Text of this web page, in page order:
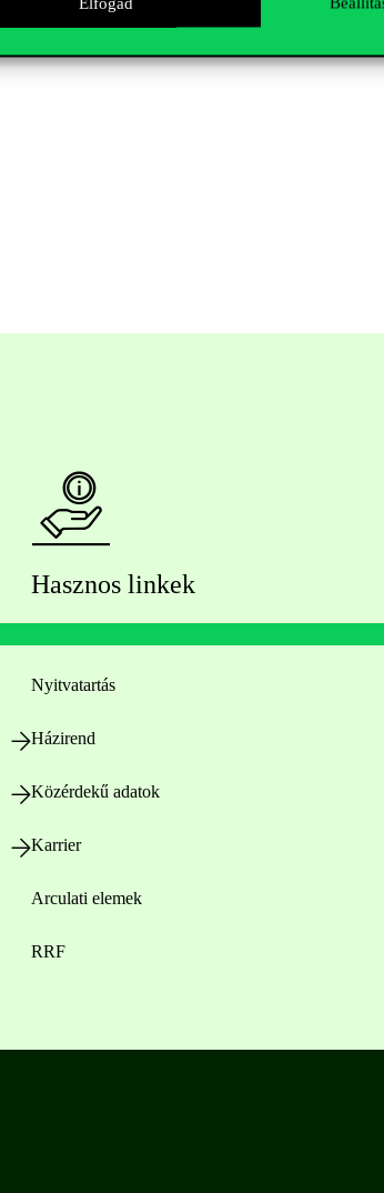
Hasznos linkek
Nyitvatartás
Házirend
Közérdekű adatok
Karrier
Arculati elemek
RRF